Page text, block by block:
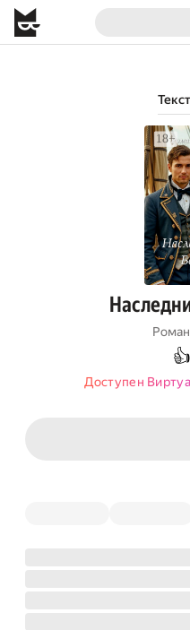
Текст
👍
Доступен